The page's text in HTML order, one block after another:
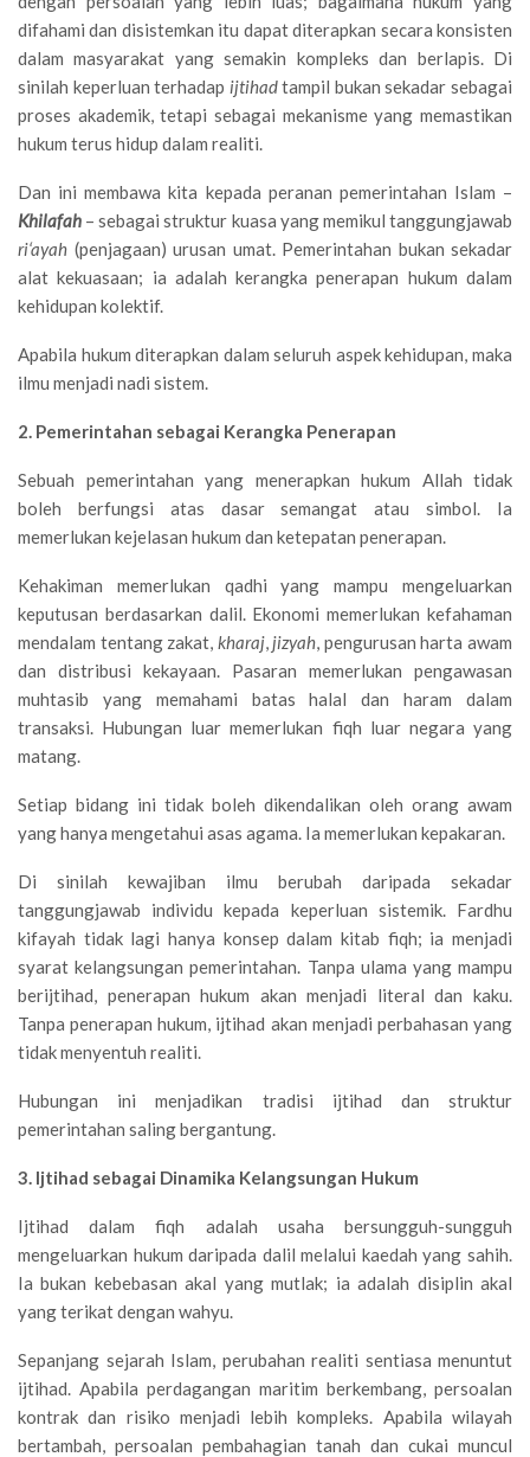
difahami dan disistemkan itu dapat diterapkan secara konsisten
dalam masyarakat yang semakin kompleks dan berlapis. Di
sinilah keperluan terhadap ijtihadtampil bukan sekadar sebagai
proses akademik, tetapi sebagai mekanisme yang memastikan
hukum terus hidup dalam realiti.
Dan ini membawa kita kepada peranan pemerintahan Islam –
Khilafah – sebagai struktur kuasa yang memikul tanggungjawab
ri‘ayah (penjagaan) urusan umat. Pemerintahan bukan sekadar
alat kekuasaan; ia adalah kerangka penerapan hukum dalam
kehidupan kolektif.
Apabila hukum diterapkan dalam seluruh aspek kehidupan, maka
ilmu menjadi nadi sistem.
2. Pemerintahan sebagai Kerangka Penerapan
Sebuah pemerintahan yang menerapkan hukum Allah tidak
boleh berfungsi atas dasar semangat atau simbol. Ia
memerlukan kejelasan hukum dan ketepatan penerapan.
Kehakiman memerlukan qadhi yang mampu mengeluarkan
keputusan berdasarkan dalil. Ekonomi memerlukan kefahaman
mendalam tentang zakat, kharaj, jizyah, pengurusan harta awam
dan distribusi kekayaan. Pasaran memerlukan pengawasan
muhtasib yang memahami batas halal dan haram dalam
transaksi. Hubungan luar memerlukan fiqh luar negara yang
matang.
Setiap bidang ini tidak boleh dikendalikan oleh orang awam
yang hanya mengetahui asas agama. Ia memerlukan kepakaran.
Di sinilah kewajiban ilmu berubah daripada sekadar
tanggungjawab individu kepada keperluan sistemik. Fardhu
kifayah tidak lagi hanya konsep dalam kitab fiqh; ia menjadi
syarat kelangsungan pemerintahan. Tanpa ulama yang mampu
berijtihad, penerapan hukum akan menjadi literal dan kaku.
Tanpa penerapan hukum, ijtihad akan menjadi perbahasan yang
tidak menyentuh realiti.
Hubungan ini menjadikan tradisi ijtihad dan struktur
pemerintahan saling bergantung.
3. Ijtihad sebagai Dinamika Kelangsungan Hukum
Ijtihad dalam fiqh adalah usaha bersungguh-sungguh
mengeluarkan hukum daripada dalil melalui kaedah yang sahih.
Ia bukan kebebasan akal yang mutlak; ia adalah disiplin akal
yang terikat dengan wahyu.
Sepanjang sejarah Islam, perubahan realiti sentiasa menuntut
ijtihad. Apabila perdagangan maritim berkembang, persoalan
kontrak dan risiko menjadi lebih kompleks. Apabila wilayah
bertambah, persoalan pembahagian tanah dan cukai muncul